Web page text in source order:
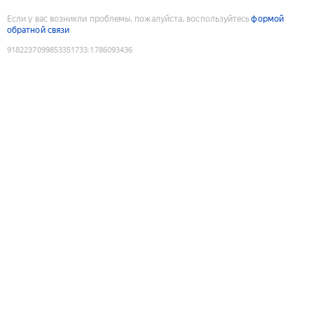
Если у вас возникли проблемы, пожалуйста, воспользуйтесьформой
обратной связи
9182237099853351733:1786093436